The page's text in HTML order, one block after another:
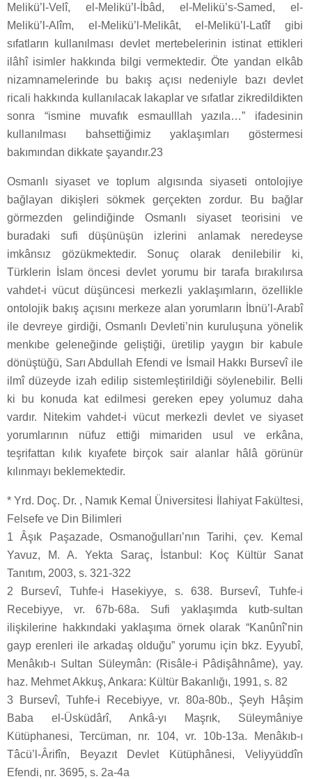
Melikü’l-Velî, el-Melikü’l-İbâd, el-Melikü’s-Samed, el-
Melikü’l-Alîm, el-Melikü’l-Melikât, el-Melikü’l-Latîf gibi
sıfatların kullanılması devlet mertebelerinin istinat ettikleri
ilâhî isimler hakkında bilgi vermektedir. Öte yandan elkâb
nizamnamelerinde bu bakış açısı nedeniyle bazı devlet
ricali hakkında kullanılacak lakaplar ve sıfatlar zikredildikten
sonra “ismine muvafık esmaulllah yazıla…” ifadesinin
kullanılması bahsettiğimiz yaklaşımları göstermesi
bakımından dikkate şayandır.23
Osmanlı siyaset ve toplum algısında siyaseti ontolojiye
bağlayan dikişleri sökmek gerçekten zordur. Bu bağlar
görmezden gelindiğinde Osmanlı siyaset teorisini ve
buradaki sufi düşünüşün izlerini anlamak neredeyse
imkânsız gözükmektedir. Sonuç olarak denilebilir ki,
Türklerin İslam öncesi devlet yorumu bir tarafa bırakılırsa
vahdet-i vücut düşüncesi merkezli yaklaşımların, özellikle
ontolojik bakış açısını merkeze alan yorumların İbnü’l-Arabî
ile devreye girdiği, Osmanlı Devleti’nin kuruluşuna yönelik
menkıbe geleneğinde geliştiği, üretilip yaygın bir kabule
dönüştüğü, Sarı Abdullah Efendi ve İsmail Hakkı Bursevî ile
ilmî düzeyde izah edilip sistemleştirildiği söylenebilir. Belli
ki bu konuda kat edilmesi gereken epey yolumuz daha
vardır. Nitekim vahdet-i vücut merkezli devlet ve siyaset
yorumlarının nüfuz ettiği mimariden usul ve erkâna,
teşrifattan kılık kıyafete birçok sair alanlar hâlâ görünür
kılınmayı beklemektedir.
* Yrd. Doç. Dr. , Namık Kemal Üniversitesi İlahiyat Fakültesi,
Felsefe ve Din Bilimleri
1 Âşık Paşazade, Osmanoğulları’nın Tarihi, çev. Kemal
Yavuz, M. A. Yekta Saraç, İstanbul: Koç Kültür Sanat
Tanıtım, 2003, s. 321-322
2 Bursevî, Tuhfe-i Hasekiyye, s. 638. Bursevî, Tuhfe-i
Recebiyye, vr. 67b-68a. Sufi yaklaşımda kutb-sultan
ilişkilerine hakkındaki yaklaşıma örnek olarak “Kanûnî’nin
gayp erenleri ile arkadaş olduğu” yorumu için bkz. Eyyubî,
Menâkıb-ı Sultan Süleymân: (Risâle-i Pâdişâhnâme), yay.
haz. Mehmet Akkuş, Ankara: Kültür Bakanlığı, 1991, s. 82
3 Bursevî, Tuhfe-i Recebiyye, vr. 80a-80b., Şeyh Hâşim
Baba el-Üsküdârî, Ankâ-yı Maşrık, Süleymâniye
Kütüphanesi, Tercüman, nr. 104, vr. 10b-13a. Menâkıb-ı
Tâcü’l-Ârifîn, Beyazıt Devlet Kütüphânesi, Veliyyüddîn
Efendi, nr. 3695, s. 2a-4a